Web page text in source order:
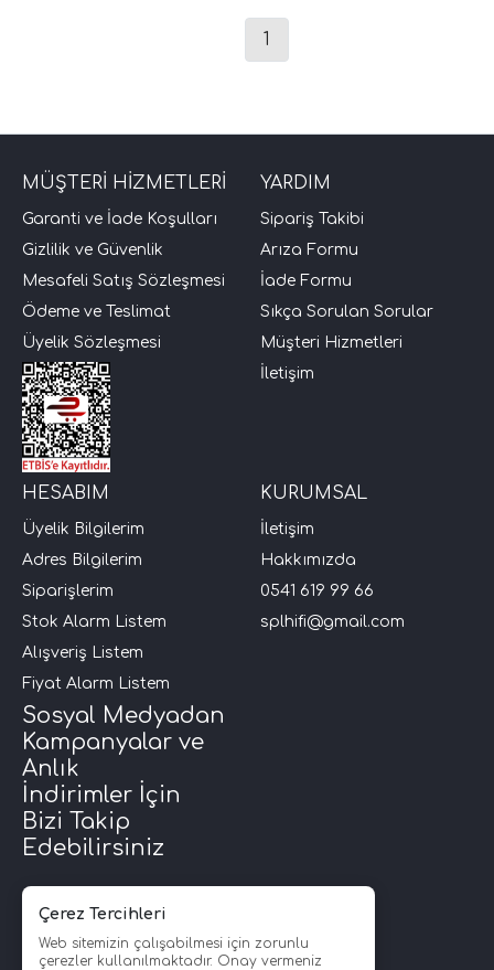
1
MÜŞTERİ HİZMETLERİ
Garanti ve İade Koşulları
Gizlilik ve Güvenlik
Mesafeli Satış Sözleşmesi
Ödeme ve Teslimat
Üyelik Sözleşmesi
YARDIM
Sipariş Takibi
Arıza Formu
İade Formu
Sıkça Sorulan Sorular
Müşteri Hizmetleri
İletişim
HESABIM
Üyelik Bilgilerim
Adres Bilgilerim
Siparişlerim
Stok Alarm Listem
Alışveriş Listem
Fiyat Alarm Listem
KURUMSAL
İletişim
Hakkımızda
0541 619 99 66
splhifi@gmail.com
Sosyal Medyadan
Kampanyalar ve
Anlık
İndirimler İçin
Bizi Takip
Edebilirsiniz
Çerez Tercihleri
Web sitemizin çalışabilmesi için zorunlu
çerezler kullanılmaktadır. Onay vermeniz